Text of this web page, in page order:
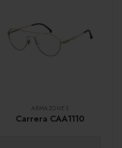
ARMAZONES
Carrera CAA1110